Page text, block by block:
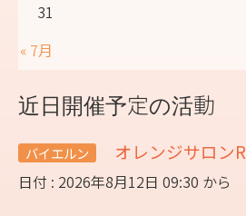
31
« 7月
近日開催予定の活動
バイエルン オレンジサロンR
日付 : 2026年8月12日 09:30 から